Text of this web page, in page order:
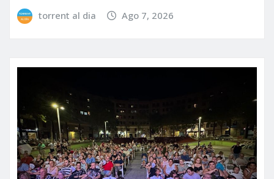
torrent al dia Ago 7, 2026